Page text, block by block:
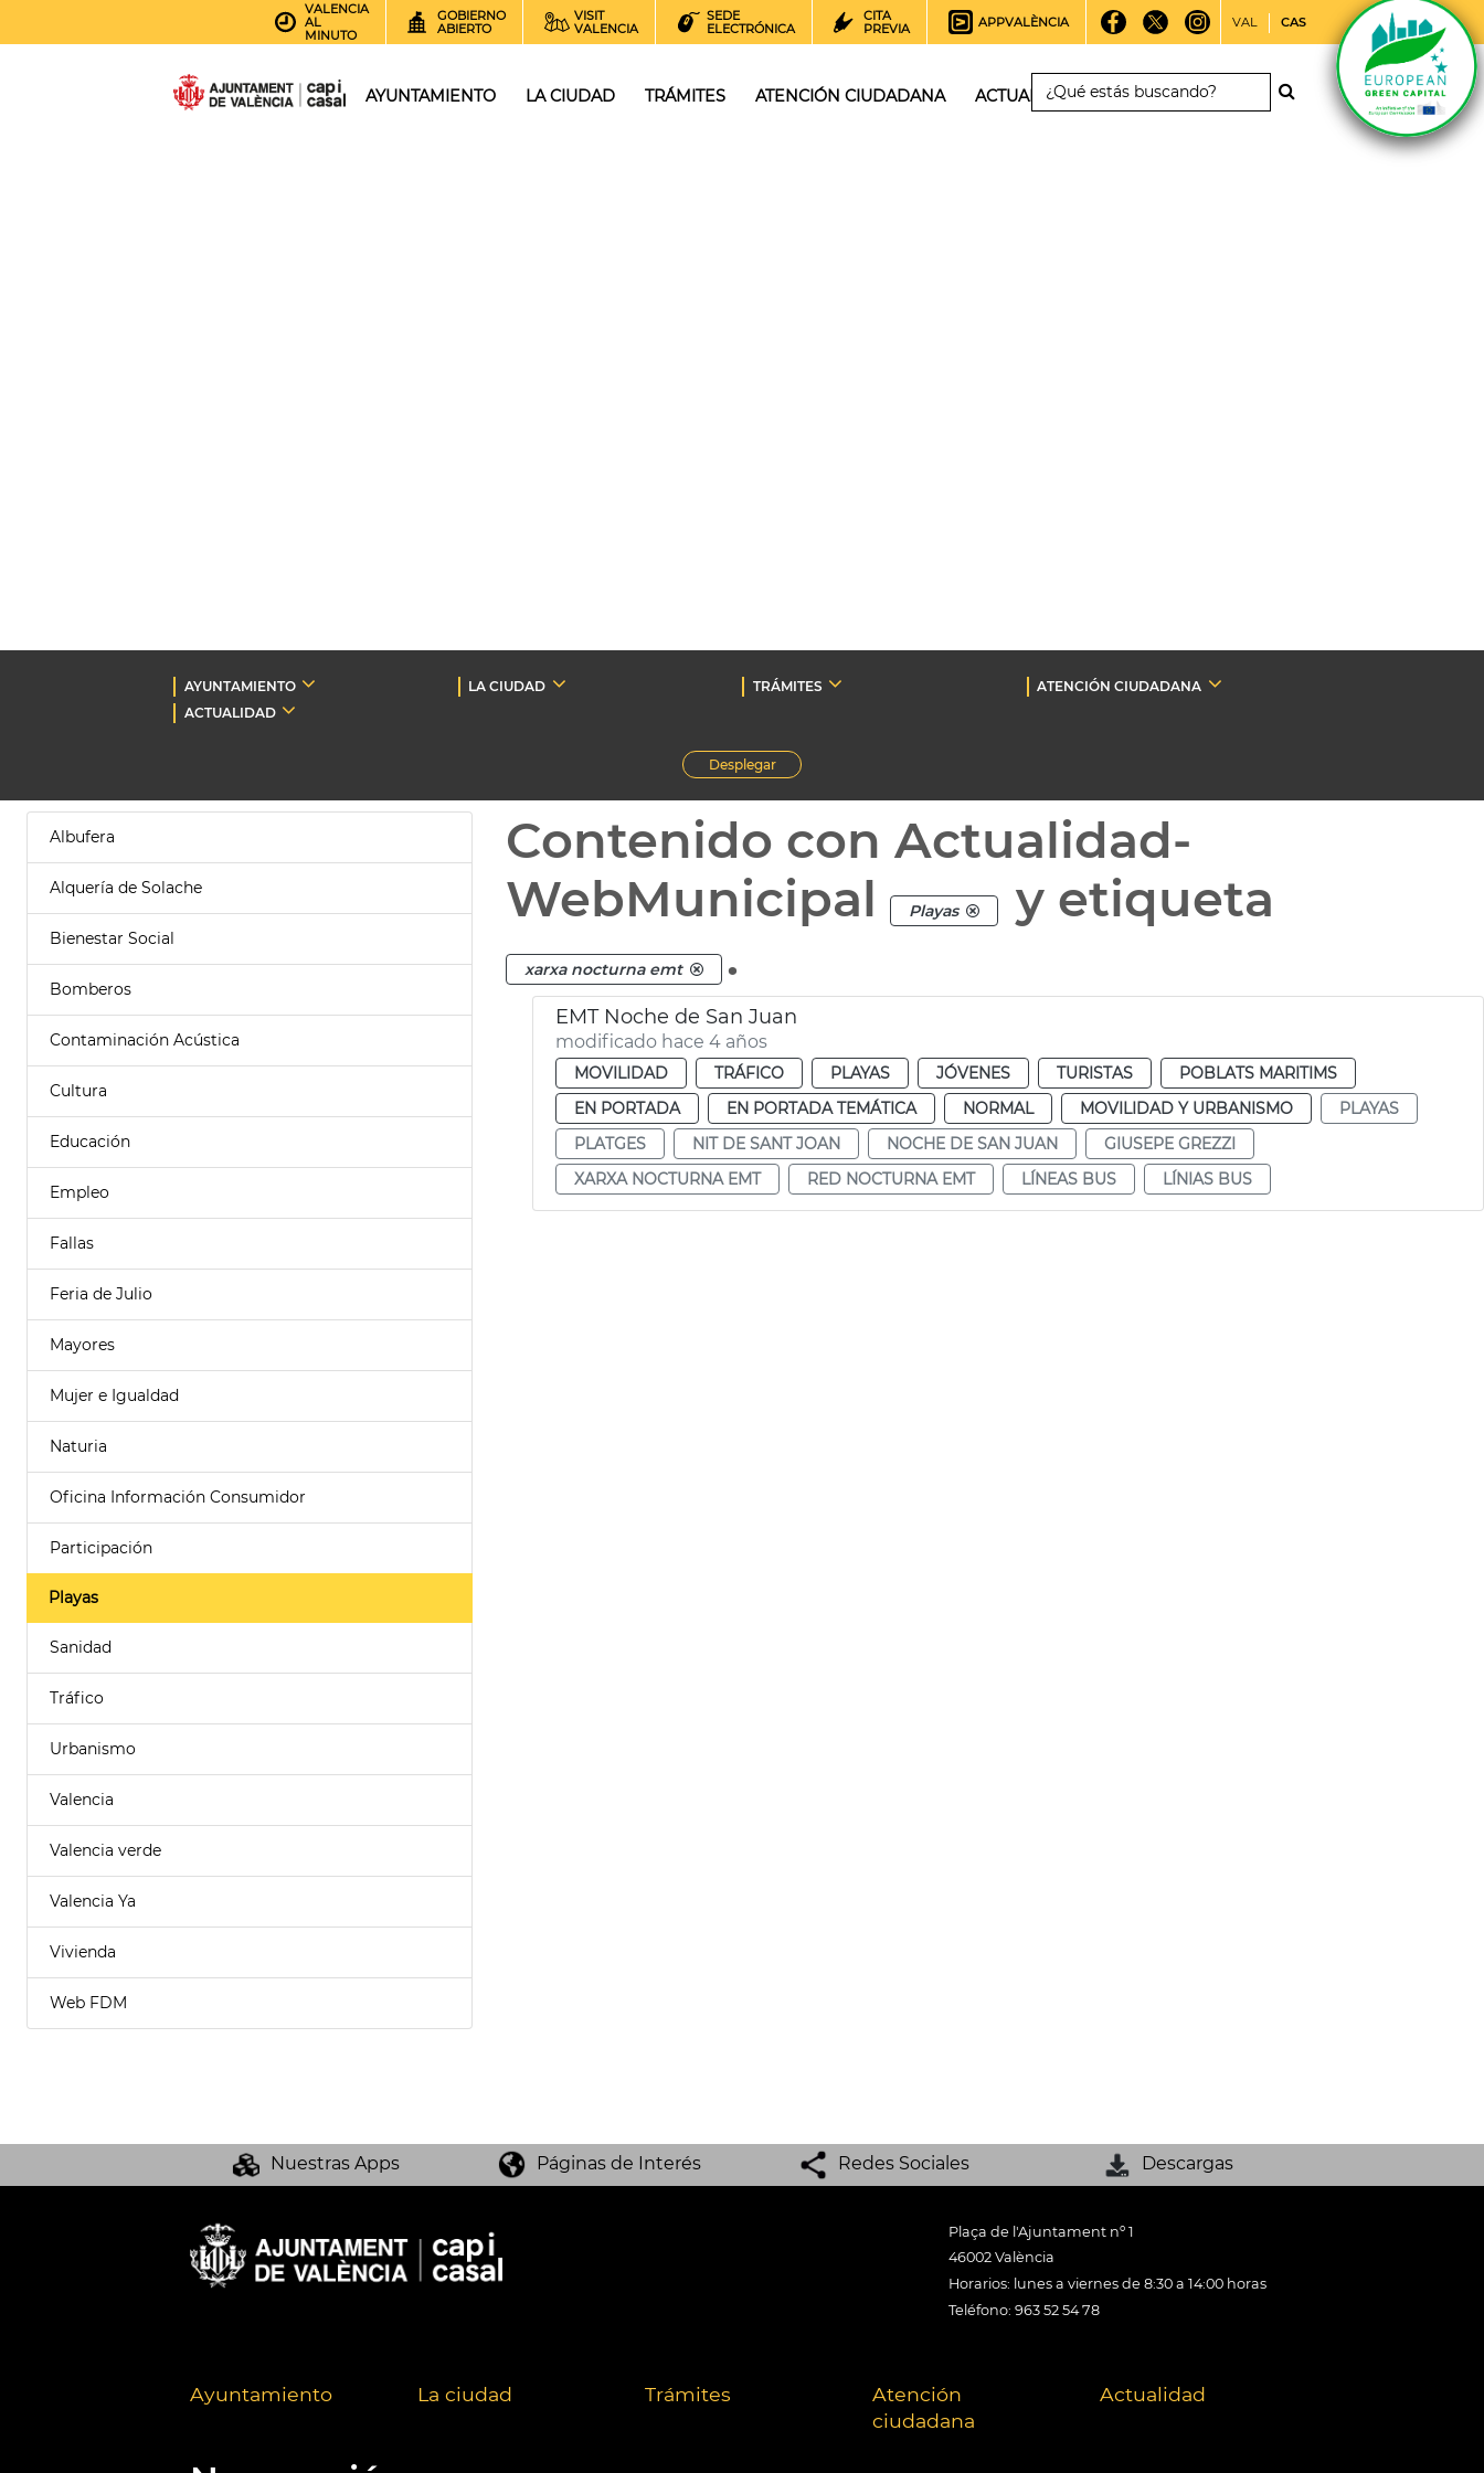
VALENCIA
AL
MINUTO
GOBIERNO
ABIERTO
VISIT
VALENCIA
SEDE
ELECTRÓNICA
CITA
PREVIA
APPVALÈNCIA VAL CAS
AYUNTAMIENTO LA CIUDAD TRÁMITES ATENCIÓN CIUDADANA ACTUALIDAD
AYUNTAMIENTO LA CIUDAD TRÁMITES
ATENCIÓN CIUDADANA
ACTUALIDAD
Desplegar
Albufera
Alquería de Solache
Bienestar Social
Bomberos
Contaminación Acústica
Cultura
Educación
Empleo
Fallas
Feria de Julio
Mayores
Mujer e Igualdad
Naturia
Oficina Información Consumidor
Participación
Playas
Sanidad
Tráfico
Urbanismo
Valencia
Valencia verde
Valencia Ya
Vivienda
Web FDM
Contenido con Actualidad-
WebMunicipal
Playas y etiqueta
xarxa nocturna emt .
EMT Noche de San Juan
modificado hace 4 años
MOVILIDAD TRÁFICO PLAYAS JÓVENES TURISTAS
POBLATS MARITIMS
EN PORTADA
EN PORTADA TEMÁTICA NORMAL MOVILIDAD Y URBANISMO
PLAYAS
PLATGES
NIT DE SANT JOAN NOCHE DE SAN JUAN
GIUSEPE GREZZI
XARXA NOCTURNA EMT
RED NOCTURNA EMT LÍNEAS BUS LÍNIAS BUS
Nuestras Apps Páginas de Interés Redes Sociales Descargas
Plaça de l'Ajuntament nº 1
46002 València
Horarios: lunes a viernes de 8:30 a 14:00 horas
Teléfono: 963 52 54 78
Ayuntamiento La ciudad Trámites
Atención
ciudadana
Actualidad